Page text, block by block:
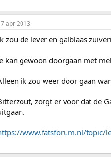
apr 2013
zou de lever en galblaas
kan gewoon doorgaan met
ik zou weer door gaan
zorgt er voor dat de
www.fatsforum.nl/topic/